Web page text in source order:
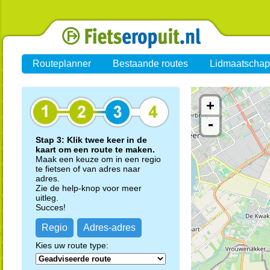
Routeplanner Bestaande routes Lidmaatschap
Stap 3: Klik twee keer in de
kaart om een route te maken.
Maak een keuze om in een regio
te fietsen of van adres naar
adres.
Zie de help-knop voor meer
uitleg.
Succes!
Regio Adres-adres
Kies uw route type:
+
-